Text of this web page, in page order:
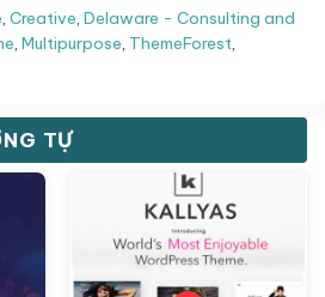
, Creative, Delaware - Consulting and
, Multipurpose, ThemeForest,
TỰ